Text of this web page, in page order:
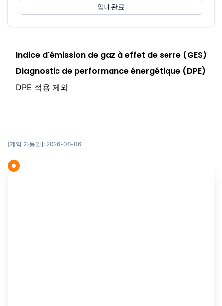
임대완료
Indice d'émission de gaz à effet de serre (GES)
Diagnostic de performance énergétique (DPE)
DPE 적용 제외
[계약 가능일]: 2026-08-06